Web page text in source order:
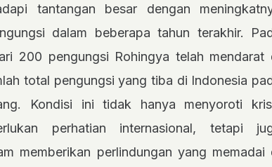
tantangan besar dengan
dalam beberapa tahun terakhir.
200 pengungsi Rohingya telah mendarat
total pengungsi yang tiba di Indonesia
Kondisi ini tidak hanya menyoroti
perhatian internasional, tetapi
memberikan perlindungan yang memadai